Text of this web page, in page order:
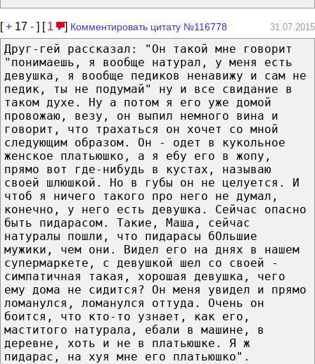
[+ 17 - ] [ 1 ] Комментировать цитату №116778 31.07.2015
Друг-гей рассказал: "Он такой мне говорит
"понимаешь, я вообще натурал, у меня есть
девушка, я вообще педиков ненавижу и сам не
педик, ты не подумай" ну и все свидание в
таком духе. Ну а потом я его уже домой
провожаю, везу, он выпил немного вина и
говорит, что трахаться он хочет со мной
следующим образом. Он - одет в кукольное
женское платьюшко, а я ебу его в жопу,
прямо вот где-нибудь в кустах, называю
своей шлюшкой. Но в губы он не целуется. И
чтоб я ничего такого про него не думал,
конечно, у него есть девушка. Сейчас опасно
быть пидарасом. Такие, Маша, сейчас
натуралы пошли, что пидарасы бОльшие
мужики, чем они. Видел его на днях в нашем
супермаркете, с девушкой шел со своей -
симпатичная такая, хорошая девушка, чего
ему дома не сидится? Он меня увидел и прямо
ломанулся, ломанулся оттуда. Очень он
боится, что кто-то узнает, как его,
маститого натурала, ебали в машине, в
деревне, хоть и не в платьюшке. Я ж
пидарас, на хуя мне его платьюшко".